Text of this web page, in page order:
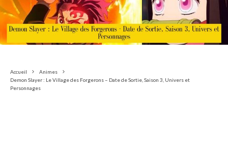
Accueil
Animes
Demon Slayer : Le Village des Forgerons – Date de Sortie, Saison 3, Univers et
Personnages